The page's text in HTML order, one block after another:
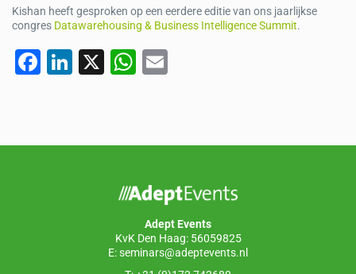
Kishan heeft gesproken op een eerdere editie van ons jaarlijkse
congres Datawarehousing & Business Intelligence Summit.
F
e
Li
e
X W
s
p
p
Adept Events
KvK Den Haag: 56059825
E:seminars@adeptevents.nl